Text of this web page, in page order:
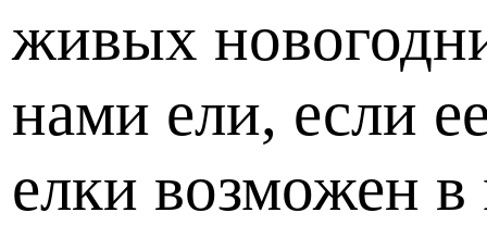
живых
нами ели, если
елки возможен в